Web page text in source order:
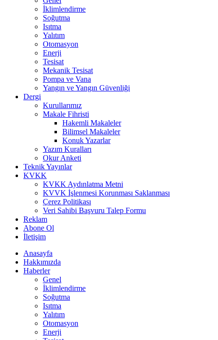
İklimlendirme
Soğutma
Isıtma
Yalıtım
Otomasyon
Enerji
Tesisat
Mekanik Tesisat
Pompa ve Vana
Yangın ve Yangın Güvenliği
Dergi
Kurullarımız
Makale Fihristi
Hakemli Makaleler
Bilimsel Makaleler
Konuk Yazarlar
Yazım Kuralları
Okur Anketi
Teknik Yayınlar
KVKK
KVKK Aydınlatma Metni
KVVK İşlenmesi Korunması Saklanması
Çerez Politikası
Veri Sahibi Başvuru Talep Formu
Reklam
Abone Ol
İletişim
Anasayfa
Hakkımızda
Haberler
Genel
İklimlendirme
Soğutma
Isıtma
Yalıtım
Otomasyon
Enerji